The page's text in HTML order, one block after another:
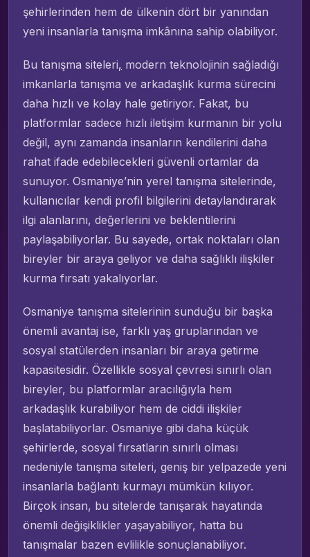
şehirlerinden hem de ülkenin dört bir yanından
yeni insanlarla tanışma imkânına sahip olabiliyor.
Bu tanışma siteleri, modern teknolojinin sağladığı
imkanlarla tanışma ve arkadaşlık kurma sürecini
daha hızlı ve kolay hale getiriyor. Fakat, bu
platformlar sadece hızlı iletişim kurmanın bir yolu
değil, aynı zamanda insanların kendilerini daha
rahat ifade edebilecekleri güvenli ortamlar da
sunuyor. Osmaniye’nin yerel tanışma sitelerinde,
kullanıcılar kendi profil bilgilerini detaylandırarak
ilgi alanlarını, değerlerini ve beklentilerini
paylaşabiliyorlar. Bu sayede, ortak noktaları olan
bireyler bir araya geliyor ve daha sağlıklı ilişkiler
kurma fırsatı yakalıyorlar.
Osmaniye tanışma sitelerinin sunduğu bir başka
önemli avantaj ise, farklı yaş gruplarından ve
sosyal statülerden insanları bir araya getirme
kapasitesidir. Özellikle sosyal çevresi sınırlı olan
bireyler, bu platformlar aracılığıyla hem
arkadaşlık kurabiliyor hem de ciddi ilişkiler
başlatabiliyorlar. Osmaniye gibi daha küçük
şehirlerde, sosyal fırsatların sınırlı olması
nedeniyle tanışma siteleri, geniş bir yelpazede yeni
insanlarla bağlantı kurmayı mümkün kılıyor.
Birçok insan, bu sitelerde tanışarak hayatında
önemli değişiklikler yaşayabiliyor, hatta bu
tanışmalar bazen evlilikle sonuçlanabiliyor.